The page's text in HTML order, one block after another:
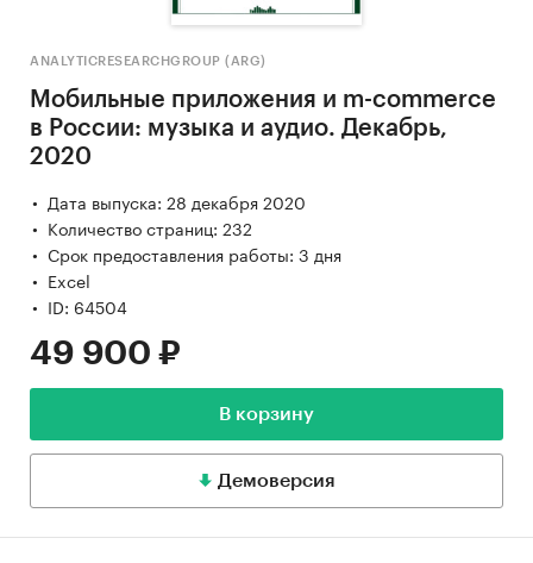
ANALYTICRESEARCHGROUP (ARG)
Мобильные приложения и m-commerce
в России: музыка и аудио. Декабрь,
2020
Дата выпуска: 28 декабря 2020
Количество страниц: 232
Срок предоставления работы: 3 дня
Excel
ID: 64504
49 900 ₽
В корзину
Демоверсия